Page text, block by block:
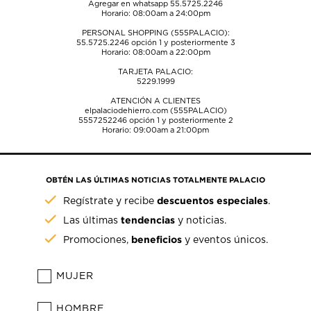
Agregar en whatsapp 55.5725.2246
Horario: 08:00am a 24:00pm
PERSONAL SHOPPING (555PALACIO):
55.5725.2246opción 1 y posteriormente 3
Horario: 08:00am a 22:00pm
TARJETA PALACIO:
5229.1999
ATENCIÓN A CLIENTES
elpalaciodehierro.com (555PALACIO)
5557252246opción 1 y posteriormente 2
Horario: 09:00am a 21:00pm
OBTÉN LAS ÚLTIMAS NOTICIAS TOTALMENTE PALACIO
Regístrate y recibedescuentos especiales.
Las últimastendencias y noticias.
Promociones, beneficios y eventos únicos.
MUJER
HOMBRE